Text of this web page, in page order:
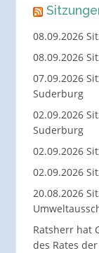
08.09.2026
08.09.2026
07.09.2026
Suderburg
02.09.2026
Suderburg
02.09.2026
02.09.2026
20.08.2026
Ratsherr hat
des Rates